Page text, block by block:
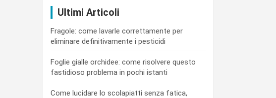
Ultimi Articoli
Fragole: come lavarle correttamente per
eliminare definitivamente i pesticidi
Foglie gialle orchidee: come risolvere questo
fastidioso problema in pochi istanti
Come lucidare lo scolapiatti senza fatica,